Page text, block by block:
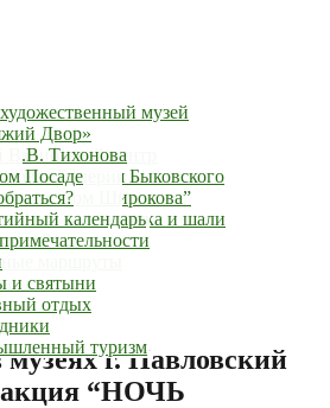
музей
Двор»
В.В. Тихонова
Валерия Быковского
зал “Дом Широкова”
русского платка и шали
центр
Посаде
календарь
и святыни
отдых
туризм
маршруты
Поиск
Поиск
музеях г. Павловский
“НОЧЬ